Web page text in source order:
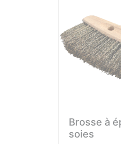
Brosse à
soies